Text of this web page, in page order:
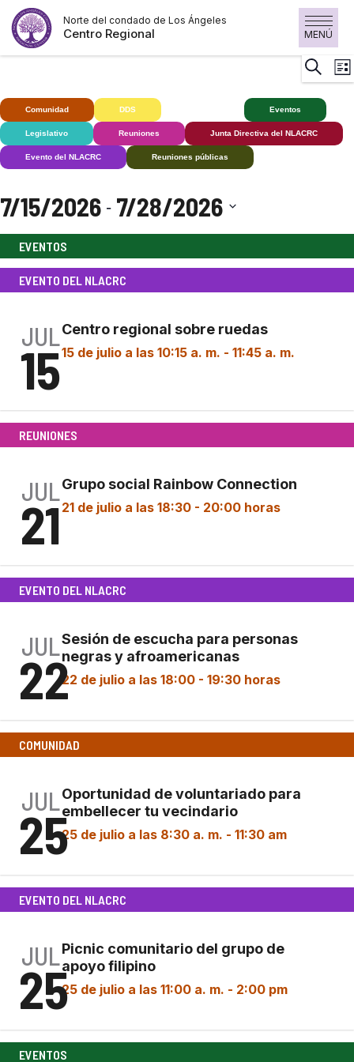
Saltar
contenido
Norte del condado de Los Ángeles
Centro Regional MENÚ
Buscar
Lista
Comunidad DDS Eventos
Legislativo Reuniones Junta Directiva del NLACRC
Evento del NLACRC Reuniones públicas
7/15/2026 - 7/28/2026
fecha.EVENTOS
EVENTO DEL NLACRC
JUL
15
Centro regional sobre ruedas
15 de julio a las 10:15 a. m. - 11:45 a. m.
REUNIONES
JUL
21
Grupo social Rainbow Connection
21 de julio a las 18:30 - 20:00 horas
EVENTO DEL NLACRC
JUL
22
Sesión de escucha para personas
negras y afroamericanas
22 de julio a las 18:00 - 19:30 horas
COMUNIDAD
JUL
25
Oportunidad de voluntariado para
embellecer tu vecindario
25 de julio a las 8:30 a. m. - 11:30 am
EVENTO DEL NLACRC
JUL
25
Picnic comunitario del grupo de
apoyo filipino
25 de julio a las 11:00 a. m. - 2:00 pm
EVENTOS